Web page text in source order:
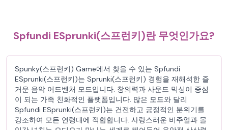
Spfundi ESprunki(스프런키)란 무엇인가요?
Spunky(스프런키) Game에서 찾을 수 있는 Spfundi
ESprunki(스프런키)는 Sprunki(스프런키) 경험을 재해석한 즐
거운 음악 어드벤처 모드입니다. 창의력과 사운드 믹싱이 중심
이 되는 가족 친화적인 플랫폼입니다. 많은 모드와 달리
Spfundi ESprunki(스프런키)는 건전하고 긍정적인 분위기를
강조하여 모든 연령대에 적합합니다. 사랑스러운 비주얼과 몰